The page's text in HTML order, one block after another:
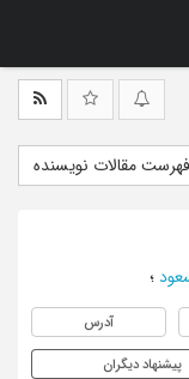
فهرست مقالات نویسنده
؛
آدرس
پیشنهاد دیگران